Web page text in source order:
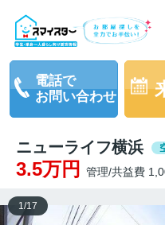
電話で
お問い合わせ
ニューライフ横浜
3.5万円 管理/共益費
1/17